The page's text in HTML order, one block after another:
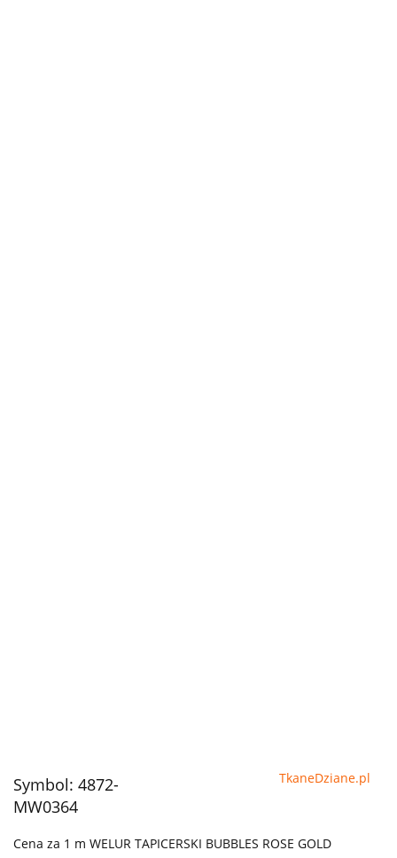
Symbol: 4872-
MW0364
TkaneDziane.pl
Cena za 1 m WELUR TAPICERSKI BUBBLES ROSE GOLD